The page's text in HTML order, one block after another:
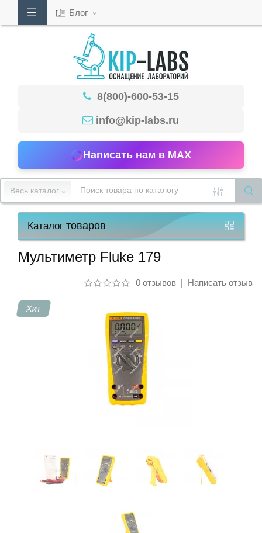
53-
15
работы
Блог
8(800)-600-53-15
info@kip-labs.ru
Написать нам в MAX
Весь каталог
Каталогтоваров
Мультиметр Fluke 179
0 отзывов| Написать отзыв
Хит